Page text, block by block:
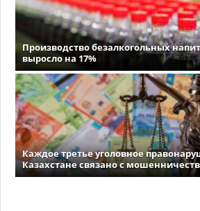
Производство безалкогольных
выросло на 17%
Каждое третье уголовное
Казахстане связано с